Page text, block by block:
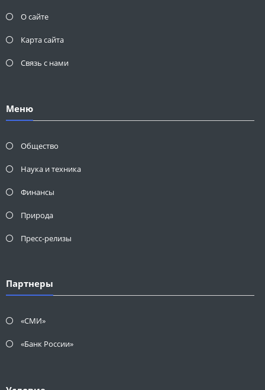
О сайте
Карта сайта
Связь с нами
Меню
Общество
Наука и техника
Финансы
Природа
Пресс-релизы
Партнеры
«СМИ»
«Банк России»